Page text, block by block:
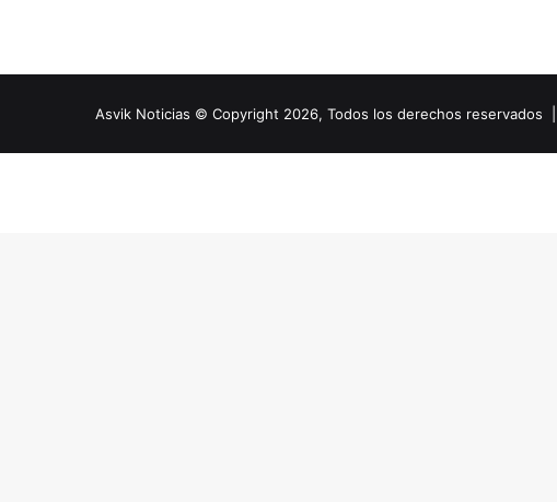
Asvik Noticias © Copyright 2026, Todos los derechos reservados |